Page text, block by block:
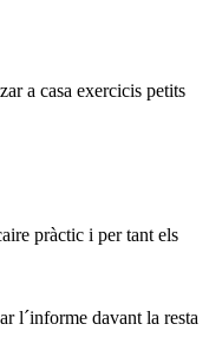
a casa exercicis petits
pràctic i per tant els
l´informe davant la resta